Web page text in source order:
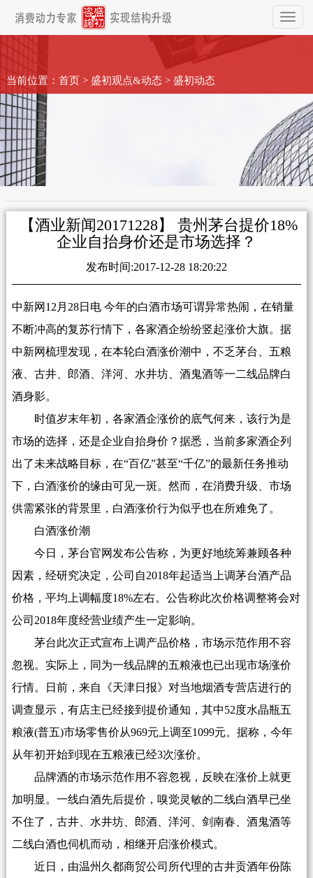
当前位置： 首页> 盛初观点&动态> 盛初动态
【酒业新闻20171228】 贵州茅台提价18%
企业自抬身价还是市场选择？
发布时间:2017-12-28 18:20:22
中新网12月28日电 今年的白酒市场可谓异常热闹，在销量
不断冲高的复苏行情下，各家酒企纷纷竖起涨价大旗。据
中新网梳理发现，在本轮白酒涨价潮中，不乏茅台、五粮
液、古井、郎酒、洋河、水井坊、酒鬼酒等一二线品牌白
酒身影。
时值岁末年初，各家酒企涨价的底气何来，该行为是
市场的选择，还是企业自抬身价？据悉，当前多家酒企列
出了未来战略目标，在“百亿”甚至“千亿”的最新任务推动
下，白酒涨价的缘由可见一斑。然而，在消费升级、市场
供需紧张的背景里，白酒涨价行为似乎也在所难免了。
白酒涨价潮
今日，茅台官网发布公告称，为更好地统筹兼顾各种
因素，经研究决定，公司自2018年起适当上调茅台酒产品
价格，平均上调幅度18%左右。公告称此次价格调整将会对
公司2018年度经营业绩产生一定影响。
茅台此次正式宣布上调产品价格，市场示范作用不容
忽视。实际上，同为一线品牌的五粮液也已出现市场涨价
行情。日前，来自《天津日报》对当地烟酒专营店进行的
调查显示，有店主已经接到提价通知，其中52度水晶瓶五
粮液(普五)市场零售价从969元上调至1099元。据称，今年
从年初开始到现在五粮液已经3次涨价。
品牌酒的市场示范作用不容忽视，反映在涨价上就更
加明显。一线白酒先后提价，嗅觉灵敏的二线白酒早已坐
不住了，古井、水井坊、郎酒、洋河、剑南春、酒鬼酒等
二线白酒也伺机而动，相继开启涨价模式。
近日，由温州久都商贸公司所代理的古井贡酒年份陈